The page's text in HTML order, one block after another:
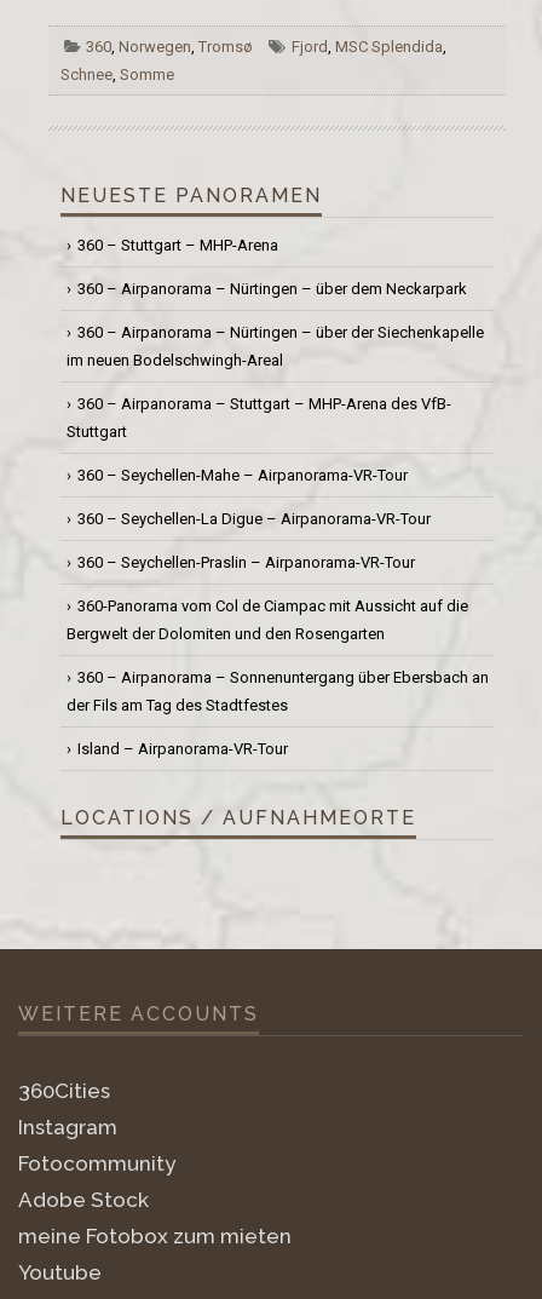
360 ,Norwegen ,Tromsø Fjord MSC Splendida
Schnee Somme
NEUESTE PANORAMEN
360 – Stuttgart – MHP-Arena
360 – Airpanorama – Nürtingen – über dem Neckarpark
360 – Airpanorama – Nürtingen – über der Siechenkapelle
im neuen Bodelschwingh-Areal
360 – Airpanorama – Stuttgart – MHP-Arena des VfB-
Stuttgart
360 – Seychellen-Mahe – Airpanorama-VR-Tour
360 – Seychellen-La Digue – Airpanorama-VR-Tour
360 – Seychellen-Praslin – Airpanorama-VR-Tour
360-Panorama vom Col de Ciampac mit Aussicht auf die
Bergwelt der Dolomiten und den Rosengarten
360 – Airpanorama – Sonnenuntergang über Ebersbach an
der Fils am Tag des Stadtfestes
Island – Airpanorama-VR-Tour
LOCATIONS / AUFNAHMEORTE
WEITERE ACCOUNTS
360Cities
Instagram
Fotocommunity
Adobe Stock
meine Fotobox zum mieten
Youtube